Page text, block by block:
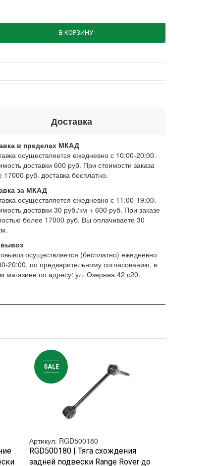
В КОРЗИНУ
Доставка
в пределах МКАД
осуществляется ежедневно с 10:00-20:00.
доставки 600 руб. При стоимости заказа
17000 руб. доставка бесплатно.
за МКАД
осуществляется ежедневно с 11:00-19:00.
доставки 30 руб./км + 600 руб. При заказе
более 17000 руб. Вы оплачиваете 30
осуществляется (бесплатно) ежедневно
20:00, по предварительному согласованию, в
магазине по адресу: ул. Озерная 42 с20.
SALE
БЫСТРЫЙ ПРОСМОТР
Артикул: RGD500180
RGD500180 | Тяга схождения
задней подвески Range Rover до